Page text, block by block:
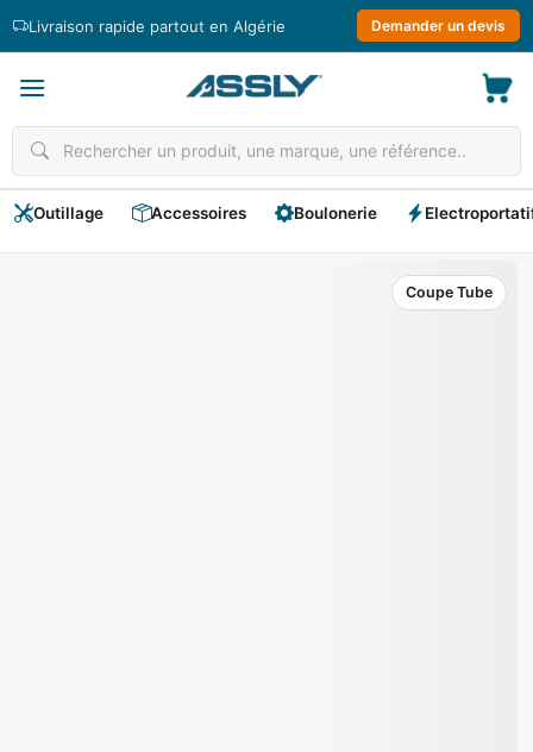
Livraison rapide partout en Algérie Demander un devis
Outillage Accessoires Boulonerie
Coupe Tube